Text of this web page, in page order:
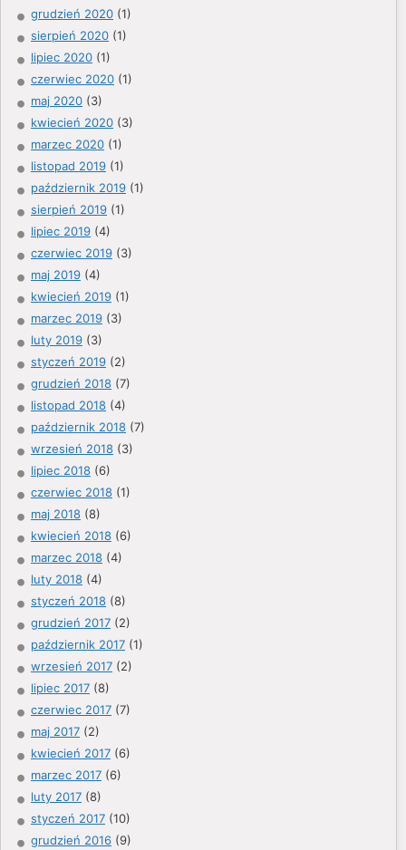
grudzień 2020 (1)
sierpień 2020 (1)
lipiec 2020 (1)
czerwiec 2020 (1)
maj 2020 (3)
kwiecień 2020 (3)
marzec 2020 (1)
listopad 2019 (1)
październik 2019 (1)
sierpień 2019 (1)
lipiec 2019 (4)
czerwiec 2019 (3)
maj 2019 (4)
kwiecień 2019 (1)
marzec 2019 (3)
luty 2019 (3)
styczeń 2019 (2)
grudzień 2018 (7)
listopad 2018 (4)
październik 2018 (7)
wrzesień 2018 (3)
lipiec 2018 (6)
czerwiec 2018 (1)
maj 2018 (8)
kwiecień 2018 (6)
marzec 2018 (4)
luty 2018 (4)
styczeń 2018 (8)
grudzień 2017 (2)
październik 2017 (1)
wrzesień 2017 (2)
lipiec 2017 (8)
czerwiec 2017 (7)
maj 2017 (2)
kwiecień 2017 (6)
marzec 2017 (6)
luty 2017 (8)
styczeń 2017 (10)
grudzień 2016 (9)